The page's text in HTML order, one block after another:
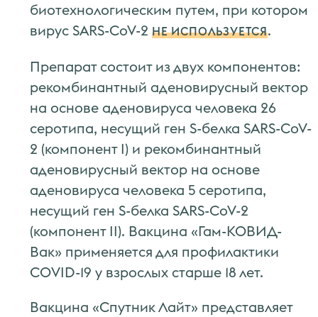
биотехнологическим путем, при котором
вирус SARS-CoV-2НЕ ИСПОЛЬЗУЕТСЯ.
Препарат состоит из двух компонентов:
рекомбинантный аденовирусный вектор
на основе аденовируса человека 26
серотипа, несущий ген S-белка SARS-CoV-
2 (компонент I) и рекомбинантный
аденовирусный вектор на основе
аденовируса человека 5 серотипа,
несущий ген S-белка SARS-CoV-2
(компонент II). Вакцина «Гам-КОВИД-
Вак» применяется для профилактики
COVID-19 у взрослых старше 18 лет.
Вакцина «Спутник Лайт» представляет